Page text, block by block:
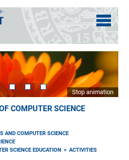
Stop animation
COMPUTER SCIENCE
AND COMPUTER SCIENCE
SCIENCE EDUCATION
ACTIVITIES